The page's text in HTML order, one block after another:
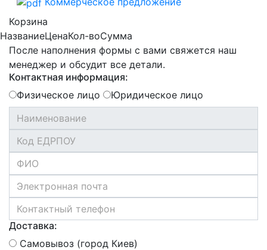
Корзина
НазваниеЦенаКол-воСумма
После наполнения формы с вами свяжется наш
менеджер и обсудит все детали.
Контактная информация:
Физическое лицо
Юридическое лицо
Доставка:
Самовывоз (город Киев)